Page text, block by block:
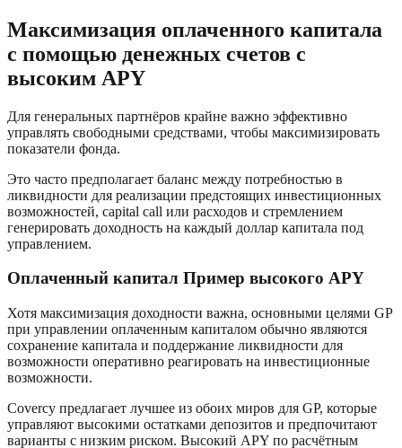
Максимизация оплаченного капитала
с помощью денежных счетов с
высоким APY
Для генеральных партнёров крайне важно эффективно
управлять свободными средствами, чтобы максимизировать
показатели фонда.
Это часто предполагает баланс между потребностью в
ликвидности для реализации предстоящих инвестиционных
возможностей, capital call или расходов и стремлением
генерировать доходность на каждый доллар капитала под
управлением.
Оплаченный капитал Пример высокого APY
Хотя максимизация доходности важна, основными целями GP
при управлении оплаченным капиталом обычно являются
сохранение капитала и поддержание ликвидности для
возможности оперативно реагировать на инвестиционные
возможности.
Covercy предлагает лучшее из обоих миров для GP, которые
управляют высокими остатками депозитов и предпочитают
варианты с низким риском. Высокий APY по расчётным